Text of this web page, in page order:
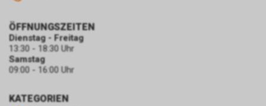
KATEGORIEN
ÖFFNUNGSZEITEN
Dienstag - Freitag
13:30 - 18:30 Uhr
Samstag
09:00 - 16:00 Uhr